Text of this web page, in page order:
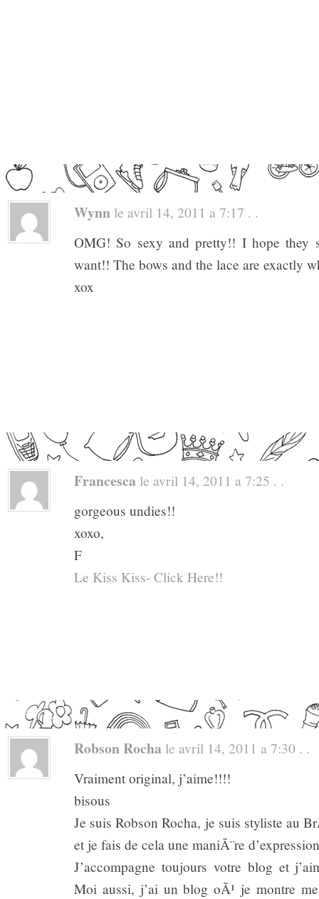
Wynn le avril 14, 2011 a 7:17 . .
OMG! So sexy and pretty!! I hope they
want!! The bows and the lace are exactly
xox
Francesca le avril 14, 2011 a 7:25 . .
gorgeous undies!!
xoxo,
F
Le Kiss Kiss- Click Here!!
Robson Rocha le avril 14, 2011 a 7:30 . .
Vraiment original, j’aime!!!!
bisous
Je suis Robson Rocha, je suis styliste au
et je fais de cela une maniÃ¨re
J’accompagne toujours votre blog et
Moi aussi, j’ai un blog oÃ¹ je montre